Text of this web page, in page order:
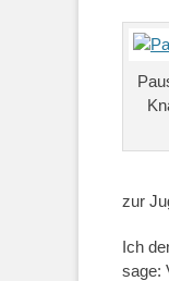
zur
Ich
sage: